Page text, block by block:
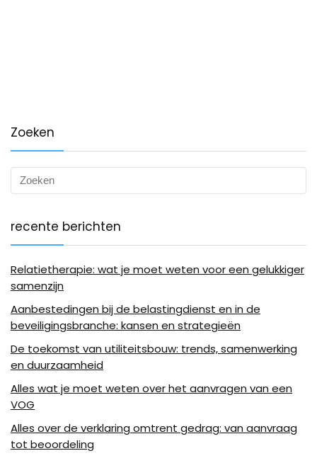
Zoeken
recente berichten
Relatietherapie: wat je moet weten voor een gelukkiger
samenzijn
Aanbestedingen bij de belastingdienst en in de
beveiligingsbranche: kansen en strategieën
De toekomst van utiliteitsbouw: trends, samenwerking
en duurzaamheid
Alles wat je moet weten over het aanvragen van een
VOG
Alles over de verklaring omtrent gedrag: van aanvraag
tot beoordeling